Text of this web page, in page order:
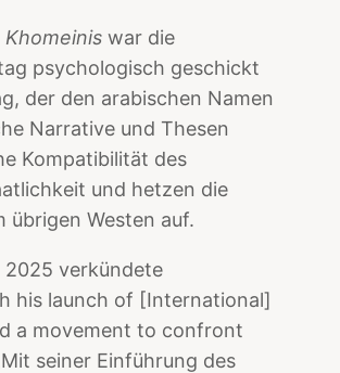
Khomeinis war die
psychologisch geschickt
der den arabischen Namen
Narrative und Thesen
Kompatibilität des
und hetzen die
übrigen Westen auf.
2025 verkündete
his launch of [International]
a movement to confront
seiner Einführung des